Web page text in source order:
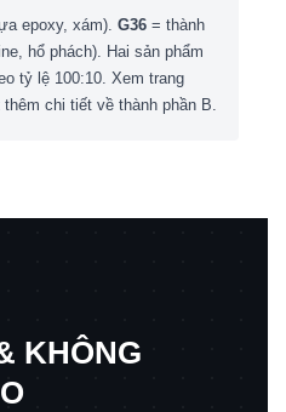
epoxy, xám). G36 = thành
hổ phách). Hai sản phẩm
tỷ lệ 100:10. Xem trang
thêm chi tiết về thành phần B.
KHÔNG